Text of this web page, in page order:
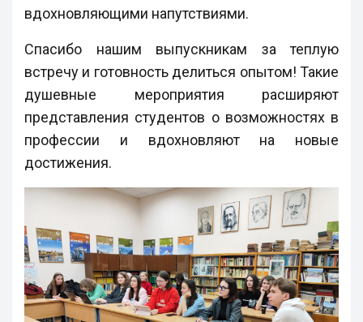
вдохновляющими напутствиями.
Спасибо нашим выпускникам за теплую
встречу и готовность делиться опытом! Такие
душевные мероприятия расширяют
представления студентов о возможностях в
профессии и вдохновляют на новые
достижения.